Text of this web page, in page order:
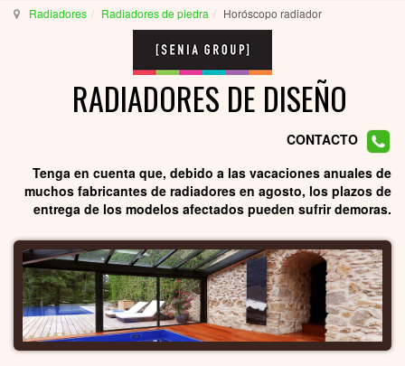
Radiadores Radiadores de piedra Horóscopo radiador
RADIADORES DE DISEÑO
CONTACTO
Tenga en cuenta que, debido a las vacaciones anuales de
muchos fabricantes de radiadores en agosto, los plazos de
entrega de los modelos afectados pueden sufrir demoras.